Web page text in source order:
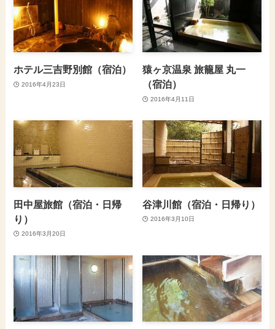
ホテル三吉野別館（宿泊）
2016年4月23日
猿ヶ京温泉 旅籠屋 丸一
（宿泊）
2016年4月11日
田中屋旅館（宿泊・日帰
り）
2016年3月20日
谷津川館（宿泊・日帰り）
2016年3月10日